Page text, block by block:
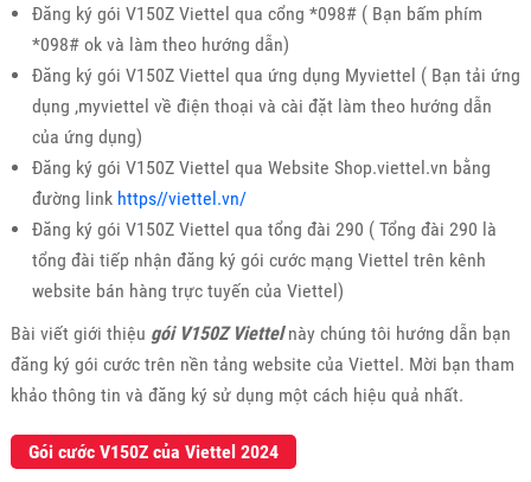
Đăng ký gói V150Z Viettel qua cổng *098# ( Bạn bấm phím
*098# ok và làm theo hướng dẫn)
Đăng ký gói V150Z Viettel qua ứng dụng Myviettel ( Bạn tải ứng
dụng ,myviettel về điện thoại và cài đặt làm theo hướng dẫn
của ứng dụng)
Đăng ký gói V150Z Viettel qua Website Shop.viettel.vn bằng
đường link https//viettel.vn/
Đăng ký gói V150Z Viettel qua tổng đài 290 ( Tổng đài 290 là
tổng đài tiếp nhận đăng ký gói cước mạng Viettel trên kênh
website bán hàng trực tuyến của Viettel)
Bài viết giới thiệu gói V150Z Viettelnày chúng tôi hướng dẫn bạn
đăng ký gói cước trên nền tảng website của Viettel. Mời bạn tham
khảo thông tin và đăng ký sử dụng một cách hiệu quả nhất.
Gói cước V150Z của Viettel 2024